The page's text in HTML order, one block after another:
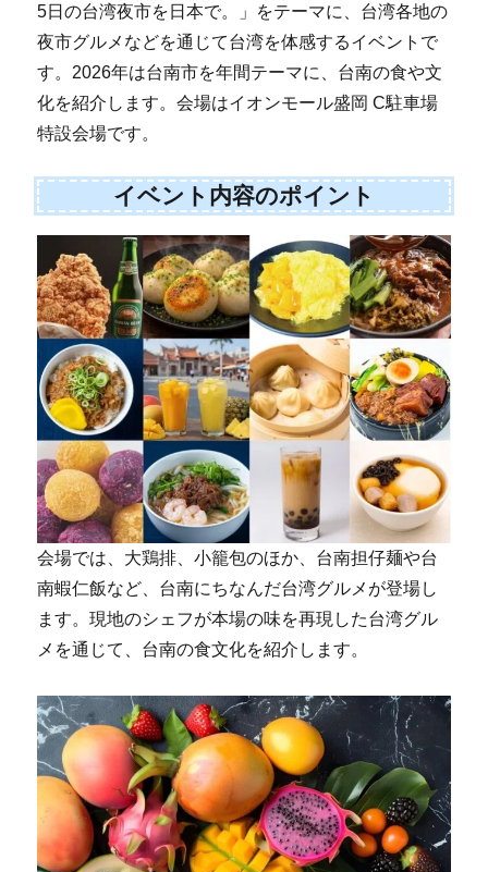
5日の台湾夜市を日本で。」をテーマに、台湾各地の
夜市グルメなどを通じて台湾を体感するイベントで
す。2026年は台南市を年間テーマに、台南の食や文
化を紹介します。会場はイオンモール盛岡 C駐車場
特設会場です。
イベント内容のポイント
会場では、大鶏排、小籠包のほか、台南担仔麺や台
南蝦仁飯など、台南にちなんだ台湾グルメが登場し
ます。現地のシェフが本場の味を再現した台湾グル
メを通じて、台南の食文化を紹介します。